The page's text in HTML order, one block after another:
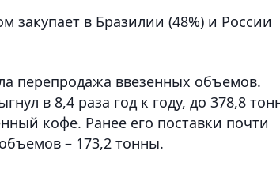
закупает в Бразилии (48%) и России
перепродажа ввезенных объемов.
в 8,4 раза год к году, до 378,8
кофе. Ранее его поставки почти
– 173,2 тонны.